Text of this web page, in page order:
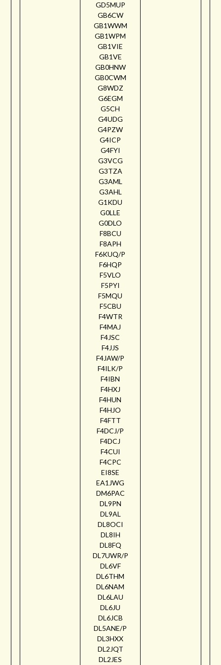
GD5MUP
GB6CW
GB1WWM
GB1WPM
GB1VIE
GB1VE
GB0HNW
GB0CWM
G8WDZ
G6EGM
G5CH
G4UDG
G4PZW
G4ICP
G4FYI
G3VCG
G3TZA
G3AML
G3AHL
G1KDU
G0LLE
G0DLO
F8BCU
F8APH
F6KUQ/P
F6HQP
F5VLO
F5PYI
F5MQU
F5CBU
F4WTR
F4MAJ
F4JSC
F4JJS
F4JAW/P
F4ILK/P
F4IBN
F4HXJ
F4HUN
F4HJO
F4FTT
F4DCJ/P
F4DCJ
F4CUI
F4CPC
EI8SE
EA1JWG
DM6PAC
DL9PN
DL9AL
DL8OCI
DL8IH
DL8FQ
DL7UWR/P
DL6VF
DL6THM
DL6NAM
DL6LAU
DL6JU
DL6JCB
DL5ANE/P
DL3HXX
DL2JQT
DL2JES